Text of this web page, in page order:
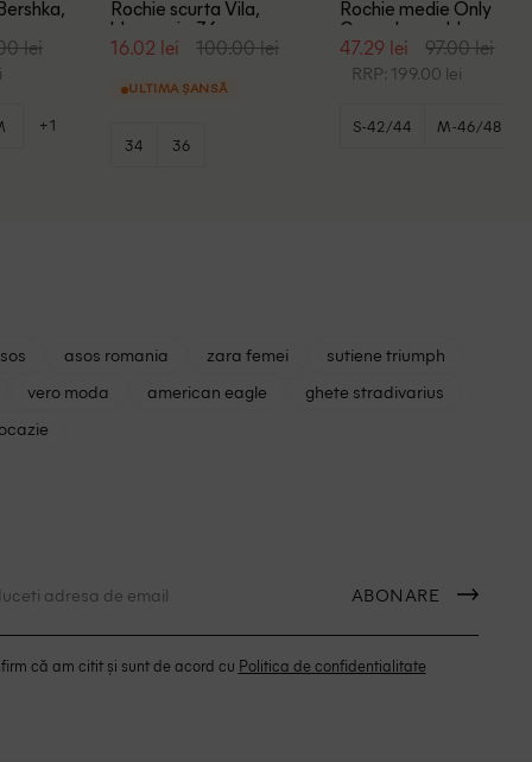
lei
+1
Rochie scurta Vila,
bleumarin, 36
16.02 lei 100.00 lei
ULTIMA ȘANSĂ
34 36
Rochie medie Only
Carmakoma, bleumarin
47.29 lei 97.00 lei
RRP: 199.00 lei
S-42/44 M-46/48
asos romania zara femei
sutiene triumph
vero moda american eagle
ghete stradivarius
ABONARE
că am citit și sunt de acord cu Politica de confidentialitate